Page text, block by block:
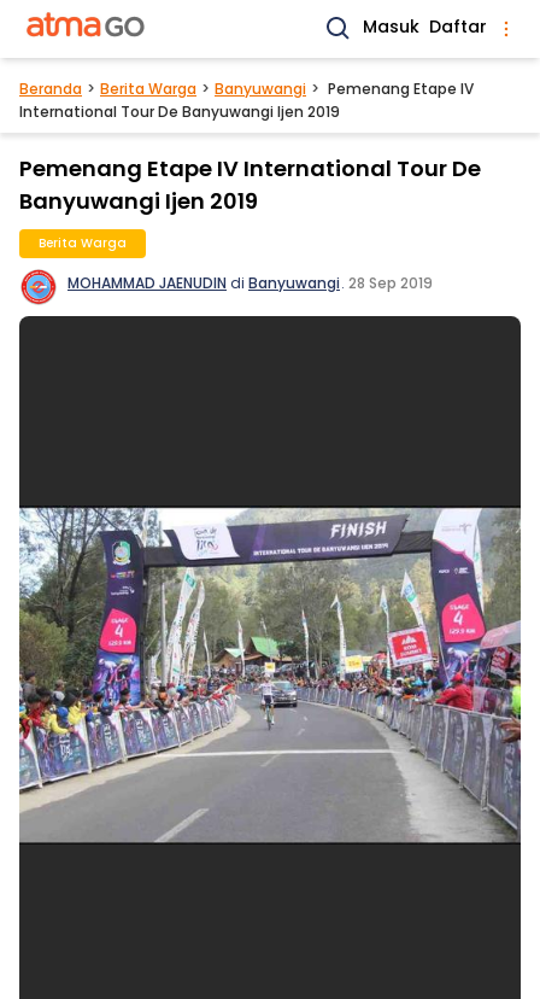
Masuk Daftar
Beranda Berita Warga Banyuwangi
Pemenang Etape IV
International Tour De Banyuwangi Ijen 2019
Pemenang Etape IV International Tour De
Banyuwangi Ijen 2019
Berita Warga
MOHAMMAD JAENUDIN di Banyuwangi. 28 Sep 2019